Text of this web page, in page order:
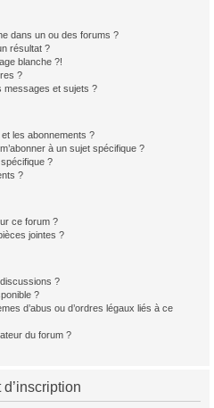
dans un ou des forums ?
résultat ?
blanche ?!
?
messages et sujets ?
les abonnements ?
à un sujet spécifique ?
?
?
ce forum ?
jointes ?
?
?
d’abus ou d’ordres légaux liés à ce
du forum ?